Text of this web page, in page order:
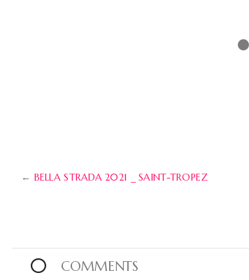
← BELLA STRADA 2021 _ SAINT-TROPEZ
0 COMMENTS